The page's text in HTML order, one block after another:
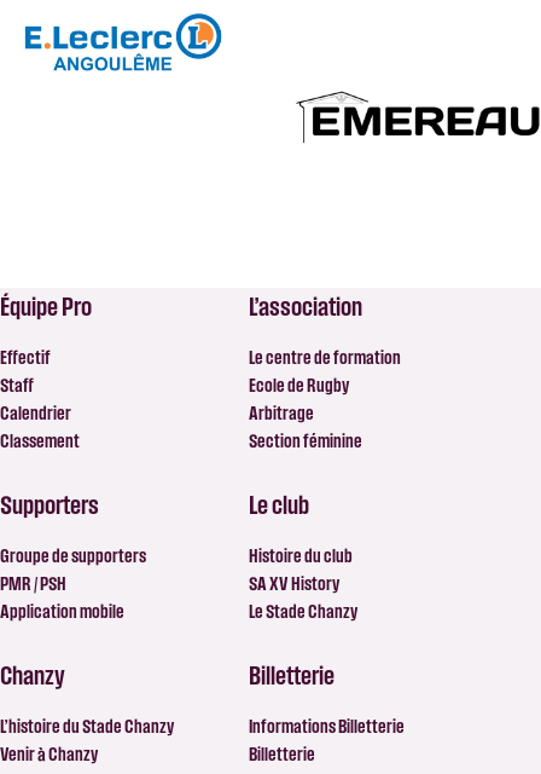
Équipe Pro
Effectif
Staff
Calendrier
Classement
L’association
Le centre de formation
Ecole de Rugby
Arbitrage
Section féminine
Supporters
Groupe de supporters
PMR / PSH
Application mobile
Le club
Histoire du club
SA XV History
Le Stade Chanzy
Chanzy
L’histoire du Stade Chanzy
Venir à Chanzy
Billetterie
Informations Billetterie
Billetterie